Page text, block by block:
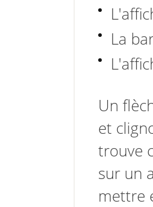
La
Un
et
trouve
sur un
mettre